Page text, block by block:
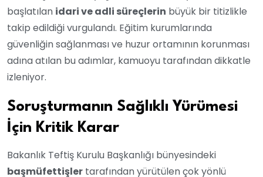
başlatılan idari ve adli süreçlerin büyük bir titizlikle
takip edildiği vurgulandı. Eğitim kurumlarında
güvenliğin sağlanması ve huzur ortamının korunması
adına atılan bu adımlar, kamuoyu tarafından dikkatle
izleniyor.
Soruşturmanın Sağlıklı Yürümesi
İçin Kritik Karar
Bakanlık Teftiş Kurulu Başkanlığı bünyesindeki
başmüfettişler tarafından yürütülen çok yönlü